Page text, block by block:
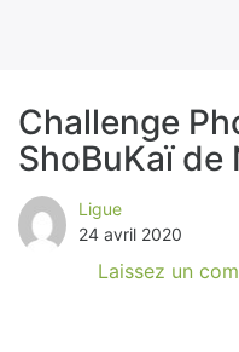
B
l
Challenge
ShoBuKaï de
Ligue
24 avril 2020
Laissez un